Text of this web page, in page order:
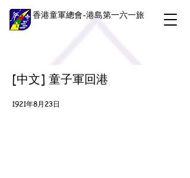
香港童軍總會-港島第一六一旅
[中文] 童子軍回港
1921年8月23日